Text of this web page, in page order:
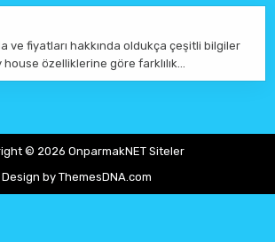
ve fiyatları hakkında oldukça çeşitli bilgiler
house özelliklerine göre farklılık…
© 2026 OnparmakNET Siteler
Design by ThemesDNA.com